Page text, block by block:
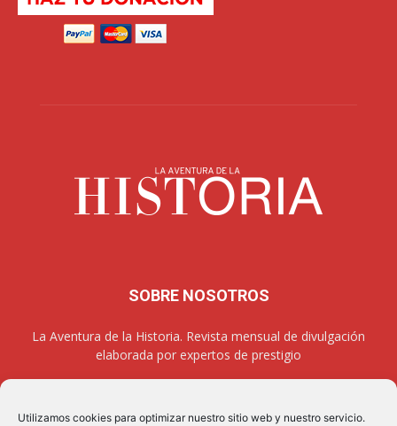
Utilizamos cookies para optimizar nuestro sitio web y nuestro servicio.
SOBRE NOSOTROS
La Aventura de la Historia. Revista mensual de divulgación
elaborada por expertos de prestigio
SÍGUENOS